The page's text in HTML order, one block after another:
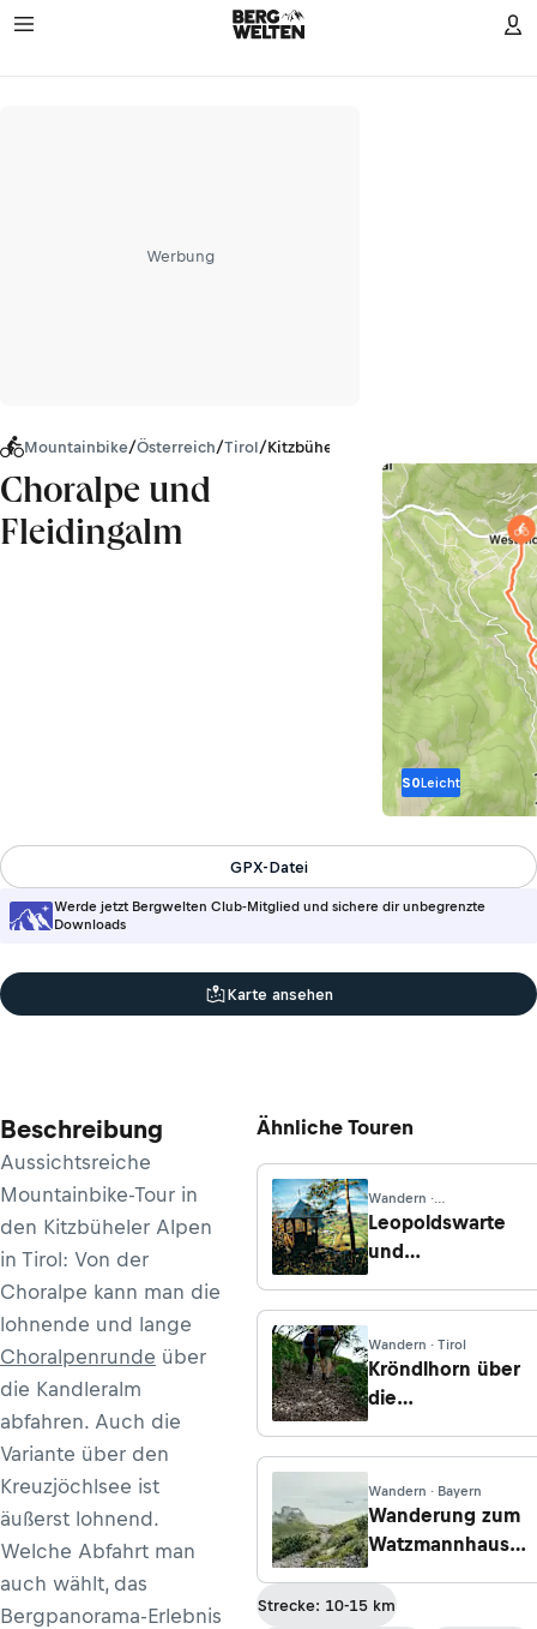
Werbung
Mountainbike/Österreich/Tirol/Kitzbüheler Alpen
Choralpe und
Fleidingalm
S0Leicht
Werde jetzt Bergwelten Club-Mitglied und sichere dir unbegrenzte
Downloads
GPX-Datei
Karte ansehen
Beschreibung
Aussichtsreiche
Mountainbike-Tour in
den Kitzbüheler Alpen
in Tirol: Von der
Choralpe kann man die
lohnende und lange
Choralpenrunde über
die Kandleralm
abfahren. Auch die
Variante über den
Kreuzjöchlsee ist
äußerst lohnend.
Welche Abfahrt man
auch wählt, das
Bergpanorama-Erlebnis
Ähnliche Touren
Wandern ·
Niederösterreich
Leopoldswarte
und
Wandern · Tirol
Kröndlhorn über
die
Wandern · Bayern
Wanderung zum
Watzmannhaus
Strecke: 10-15 km